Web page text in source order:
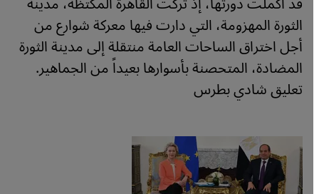
الثورة المهزومة، التي دارت فيها معركة شوارع من
أجل اختراق الساحات العامة منتقلة إلى مدينة الثورة
المضادة، المتحصنة بأسوارها بعيداً من الجماهير.
تعليق شادي بطرس